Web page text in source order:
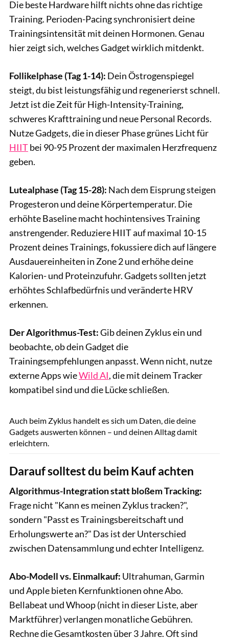
Die beste Hardware hilft nichts ohne das richtige
Training. Perioden-Pacing synchronisiert deine
Trainingsintensität mit deinen Hormonen. Genau
hier zeigt sich, welches Gadget wirklich mitdenkt.
Follikelphase (Tag 1-14): Dein Östrogenspiegel
steigt, du bist leistungsfähig und regenerierst schnell.
Jetzt ist die Zeit für High-Intensity-Training,
schweres Krafttraining und neue Personal Records.
Nutze Gadgets, die in dieser Phase grünes Licht für
HIITbei 90-95 Prozent der maximalen Herzfrequenz
geben.
Lutealphase (Tag 15-28): Nach dem Eisprung steigen
Progesteron und deine Körpertemperatur. Die
erhöhte Baseline macht hochintensives Training
anstrengender. Reduziere HIIT auf maximal 10-15
Prozent deines Trainings, fokussiere dich auf längere
Ausdauereinheiten in Zone 2 und erhöhe deine
Kalorien- und Proteinzufuhr. Gadgets sollten jetzt
erhöhtes Schlafbedürfnis und veränderte HRV
erkennen.
Der Algorithmus-Test:Gib deinen Zyklus ein und
beobachte, ob dein Gadget die
Trainingsempfehlungen anpasst. Wenn nicht, nutze
externe Apps wieWild AI, die mit deinem Tracker
kompatibel sind und die Lücke schließen.
Auch beim Zyklus handelt es sich um Daten, die deine
Gadgets auswerten können – und deinen Alltag damit
erleichtern.
Darauf solltest du beim Kauf achten
Algorithmus-Integration statt bloßem Tracking:
Frage nicht "Kann es meinen Zyklus tracken?",
sondern "Passt es Trainingsbereitschaft und
Erholungswerte an?" Das ist der Unterschied
zwischen Datensammlung und echter Intelligenz.
Abo-Modell vs. Einmalkauf: Ultrahuman, Garmin
und Apple bieten Kernfunktionen ohne Abo.
Bellabeat und Whoop (nicht in dieser Liste, aber
Marktführer) verlangen monatliche Gebühren.
Rechne die Gesamtkosten über 3 Jahre. Oft sind